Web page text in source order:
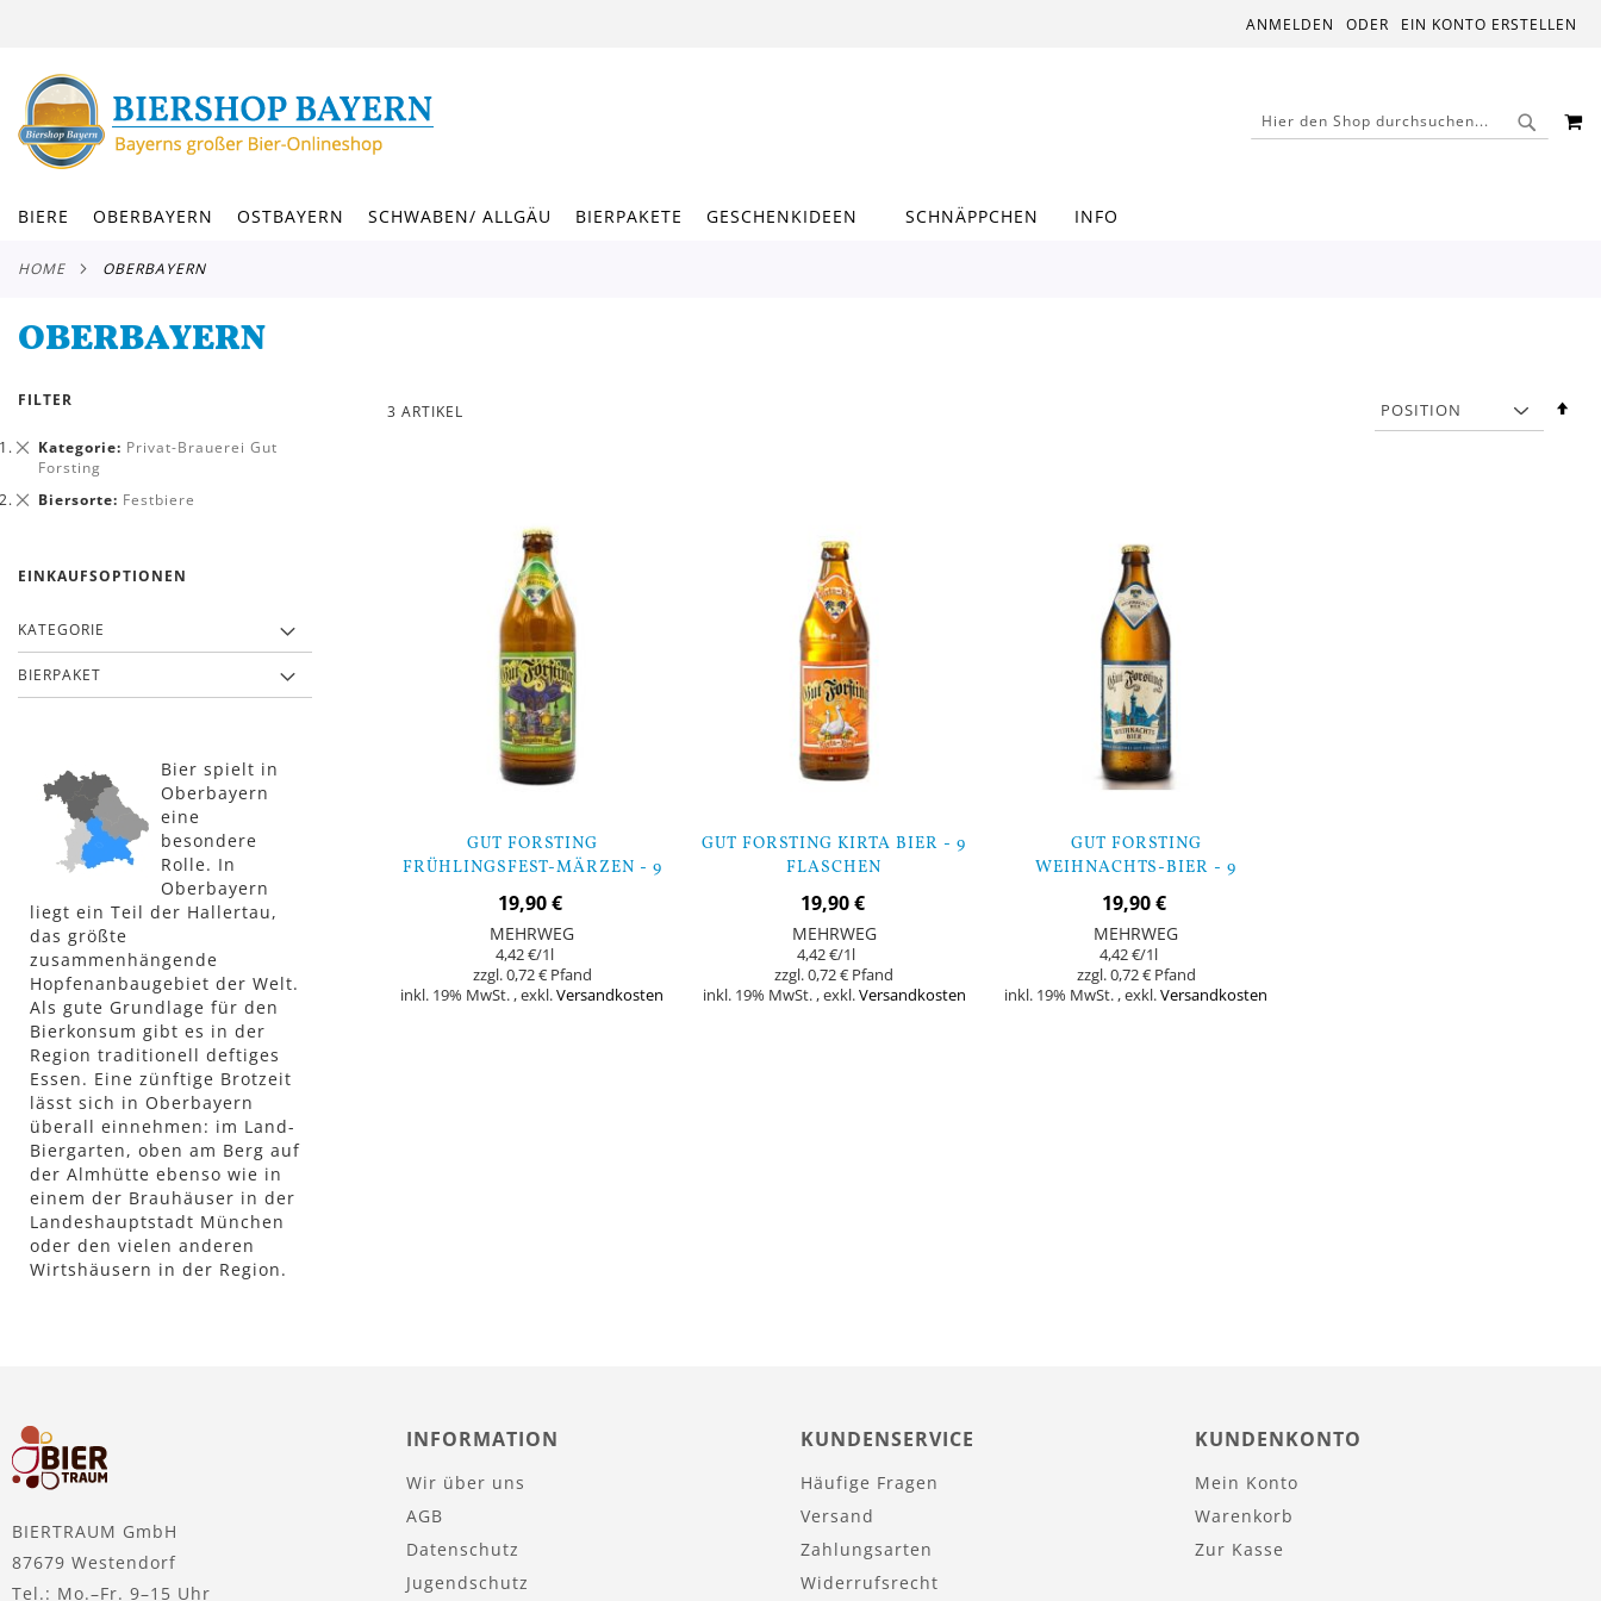
INHALT
ANMELDEN EIN KONTO ERSTELLEN
SUCHE
BIERE OBERBAYERN OSTBAYERN SCHWABEN/ ALLGÄU BIERPAKETE GESCHENKIDEEN SCHNÄPPCHEN INFO
HOME OBERBAYERN
OBERBAYERN
3 ARTIKEL
GUT FORSTING
FRÜHLINGSFEST-MÄRZEN - 9
FLASCHEN
19,90 €
MEHRWEG
4,42 €/1l
0,72 €
inkl. 19% MwSt.,exkl.Versandkosten
GUT FORSTING KIRTA BIER - 9
FLASCHEN
19,90 €
MEHRWEG
4,42 €/1l
0,72 €
inkl. 19% MwSt.,exkl.Versandkosten
GUT FORSTING
WEIHNACHTS-BIER - 9
FLASCHEN
19,90 €
MEHRWEG
4,42 €/1l
0,72 €
inkl. 19% MwSt.,exkl.Versandkosten
FILTER
Kategorie Privat-Brauerei Gut
Forsting
Dies
entfernen
Biersorte Festbiere
Dies
EINKAUFSOPTIONEN
KATEGORIE
BIERPAKET
Bier spielt in
Oberbayern
eine
besondere
Rolle. In
Oberbayern
liegt ein Teil der Hallertau,
das größte
zusammenhängende
Hopfenanbaugebiet der Welt.
Als gute Grundlage für den
Bierkonsum gibt es in der
Region traditionell deftiges
Essen. Eine zünftige Brotzeit
lässt sich in Oberbayern
überall einnehmen: im Land-
Biergarten, oben am Berg auf
der Almhütte ebenso wie in
einem der Brauhäuser in der
Landeshauptstadt München
oder den vielen anderen
Wirtshäusern in der Region.
BIERTRAUM GmbH
87679 Westendorf
Tel.: Mo.–Fr. 9–15 Uhr
INFORMATION
Wir über uns
AGB
Datenschutz
Jugendschutz
KUNDENSERVICE
Häufige Fragen
Versand
Zahlungsarten
Widerrufsrecht
KUNDENKONTO
Mein Konto
Warenkorb
Zur Kasse